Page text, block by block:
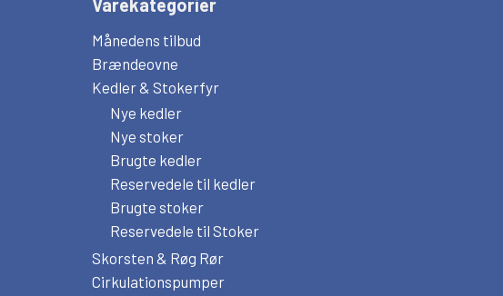
Varekategorier
Månedens tilbud
Brændeovne
Kedler & Stokerfyr
Nye kedler
Nye stoker
Brugte kedler
Reservedele til kedler
Brugte stoker
Reservedele til Stoker
Skorsten & Røg Rør
Cirkulationspumper